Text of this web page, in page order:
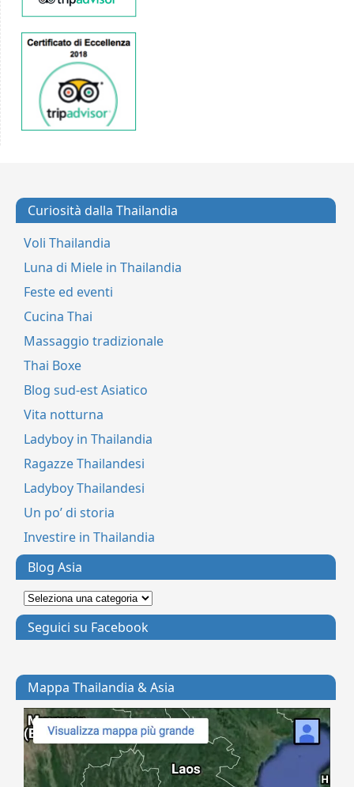
Curiosità dalla Thailandia
Voli Thailandia
Luna di Miele in Thailandia
Feste ed eventi
Cucina Thai
Massaggio tradizionale
Thai Boxe
Blog sud-est Asiatico
Vita notturna
Ladyboy in Thailandia
Ragazze Thailandesi
Ladyboy Thailandesi
Un po’ di storia
Investire in Thailandia
Blog Asia
Seguici su Facebook
Mappa Thailandia & Asia